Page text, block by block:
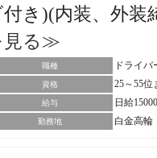
付き)(内装、外
見る≫
職種 ドライバ
資格 25～55
給与 日給
勤務地 白金高輪